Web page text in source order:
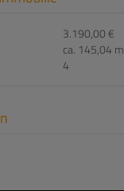
3.190,00 €
ca. 145,04 m
4